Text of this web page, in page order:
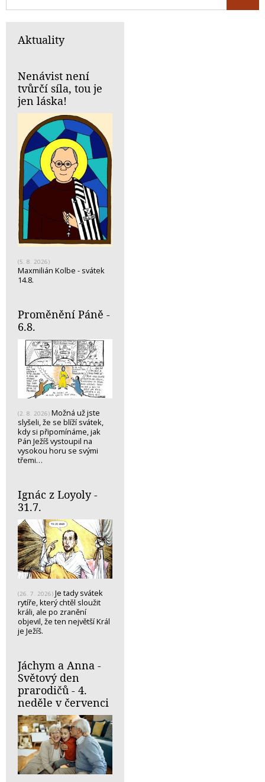
Aktuality
Nenávist není
tvůrčí síla, tou je
jen láska!
(5. 8. 2026)
Maxmilián Kolbe - svátek
14.8.
Proměnění Páně -
6.8.
(2. 8. 2026) Možná už jste
slyšeli, že se blíží svátek,
kdy si připomínáme, jak
Pán Ježíš vystoupil na
vysokou horu se svými
třemi…
Ignác z Loyoly -
31.7.
(26. 7. 2026) Je tady svátek
rytíře, který chtěl sloužit
králi, ale po zranění
objevil, že ten největší Král
je Ježíš.
Jáchym a Anna -
Světový den
prarodičů - 4.
neděle v červenci